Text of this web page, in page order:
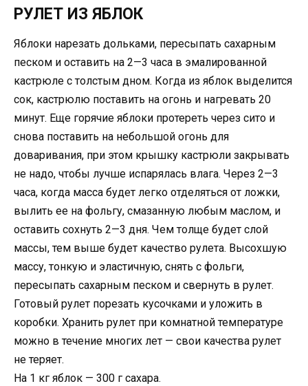
РУЛЕТ ИЗ ЯБЛОК
Яблоки нарезать дольками, пересыпать сахарным
песком и оставить на 2—3 часа в эмалированной
кастрюле с толстым дном. Когда из яблок выделится
сок, кастрюлю поставить на огонь и нагревать 20
минут. Еще горячие яблоки протереть через сито и
снова поставить на нeбольшой огонь для
доваривания, при этом крышку кастрюли закрывать
не надо, чтобы лучше испарялась влага. Через 2—3
часа, когда масса будет легко отделяться от ложки,
вылить ее на фольгу, смазанную любым маслом, и
оставить сохнуть 2—3 дня. Чем толще будет слой
массы, тем выше будет качество рулета. Высохшую
массу, тонкую и эластичную, снять с фольги,
пересыпать сахарным песком и свернуть в рулет.
Готовый рулет порезать кусочками и уложить в
коробки. Хранить рулет при комнатной температуре
можно в течение многих лет — свои качества рулет
не теряет.
На 1 кг яблок — 300 г сахара.